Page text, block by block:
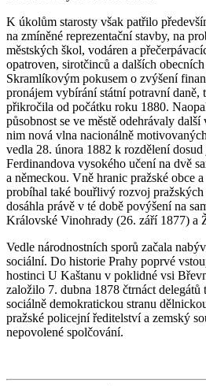
K úkolům starosty však patřilo
na zmíněné reprezentační stavby, na
městských škol, vodáren a
opatroven, sirotčinců a dalších
Skramlíkovým pokusem o zvýšení
pronájem vybírání státní potravní daně,
přikročila od počátku roku 1880.
působnost se ve městě odehrávaly
nim nová vlna nacionálně
vedla 28. února 1882 k rozdělení
Ferdinandova vysokého učení na dvě
a německou. Vně hranic pražské obce
probíhal také bouřlivý rozvoj
dosáhla právě v té době povýšení na
Královské Vinohrady (26. září 1877) a
Vedle národnostních sporů začala
sociální. Do historie Prahy poprvé
hostinci U Kaštanu v poklidné vsi
založilo 7. dubna 1878 čtrnáct delegátů
sociálně demokratickou stranu
pražské policejní ředitelství a zemský
nepovolené spolčování.